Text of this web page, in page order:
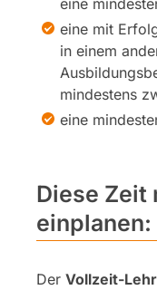
eine
eine mit
in einem
mindestens
eine
Diese Zeit
einplanen:
Der Vollzeit-